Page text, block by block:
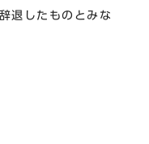
退したものとみな